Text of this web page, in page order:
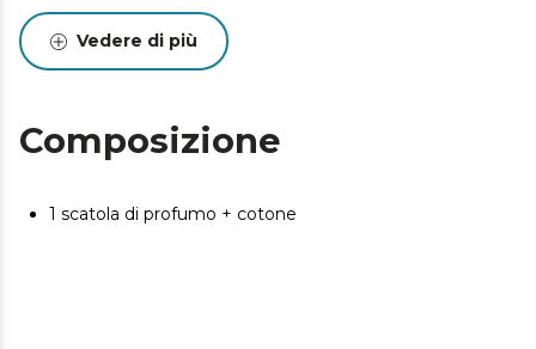
Vedere di più
Composizione
1 scatola di profumo + cotone